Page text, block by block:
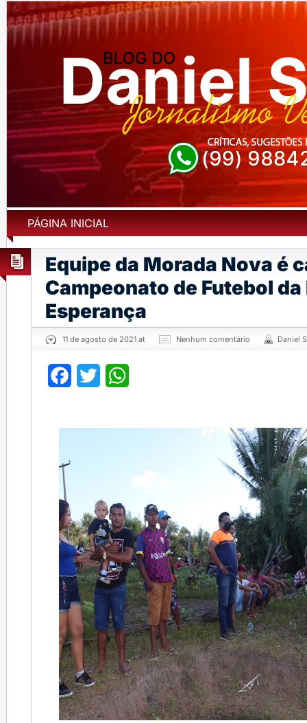
PÁGINA INICIAL
Equipe da Morada Nova é
Campeonato de Futebol da
Esperança
11 de agosto de 2021 at Nenhum comentário Daniel
Facebook
Twitter